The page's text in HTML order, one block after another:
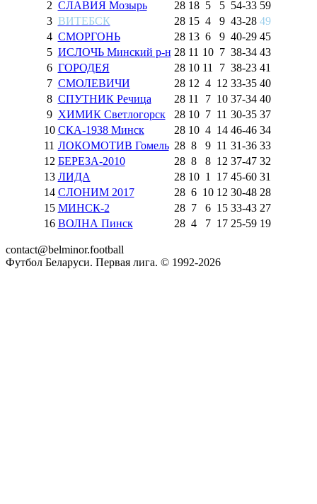
2 СЛАВИЯ Мозырь 28 18 5 5 54-33 59
3 ВИТЕБСК 28 15 4 9 43-28 49
4 СМОРГОНЬ 28 13 6 9 40-29 45
5 ИСЛОЧЬ Минский р-н 28 11 10 7 38-34 43
6 ГОРОДЕЯ 28 10 11 7 38-23 41
7 СМОЛЕВИЧИ 28 12 4 12 33-35 40
8 СПУТНИК Речица 28 11 7 10 37-34 40
9 ХИМИК Светлогорск 28 10 7 11 30-35 37
10 СКА-1938 Минск 28 10 4 14 46-46 34
11 ЛОКОМОТИВ Гомель 28 8 9 11 31-36 33
12 БЕРЕЗА-2010 28 8 8 12 37-47 32
13 ЛИДА 28 10 1 17 45-60 31
14 СЛОНИМ 2017 28 6 10 12 30-48 28
15 МИНСК-2 28 7 6 15 33-43 27
16 ВОЛНА Пинск 28 4 7 17 25-59 19
contact@belminor.football
Футбол Беларуси. Первая лига. © 1992-2026